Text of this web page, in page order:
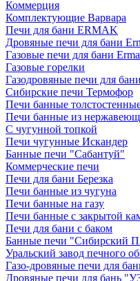
Коммерция
Комплектующие Варвара
Печи для бани ERMAK
Дровяные печи для бани
Газовые печи для бани
Газовые горелки
Газодровяные печи для
Сибирские печи Термофор
Печи банные
Печи банные из
С чугунной топкой
Печи чугунные Искандер
Банные печи "Сабантуй"
Коммерческие печи
Печи для бани Березка
Печи банные из чугуна
Печи банные на газу
Печи банные с закрытой
Печи для бани с баком
Банные печи "Сибирский
Уральский завод печного
Газо-дровяные печи для
Дровяные печи для бань